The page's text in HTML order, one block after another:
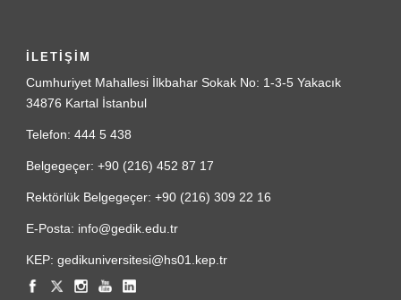
İLETİŞİM
Cumhuriyet Mahallesi İlkbahar Sokak No: 1-3-5 Yakacık
34876 Kartal İstanbul
Telefon: 444 5 438
Belgegeçer: +90 (216) 452 87 17
Rektörlük Belgegeçer: +90 (216) 309 22 16
E-Posta: info@gedik.edu.tr
KEP: gedikuniversitesi@hs01.kep.tr